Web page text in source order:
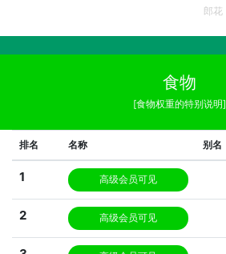
郎花
食物
[食物权重的特别说明]
排名 名称 别名
1 高级会员可见
2 高级会员可见